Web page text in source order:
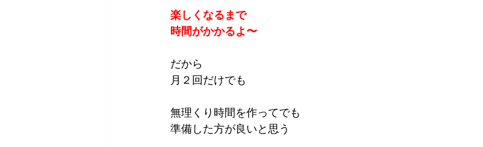
楽しくなるまで
時間がかかるよ〜
だから
月２回だけでも
無理くり時間を作ってでも
準備した方が良いと思う